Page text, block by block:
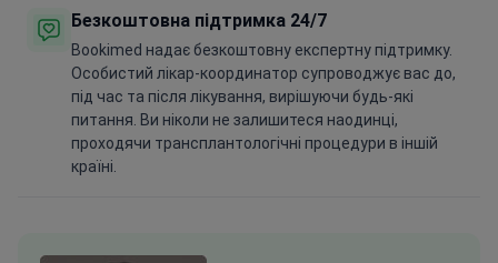
Безкоштовна підтримка 24/7
Bookimed надає безкоштовну експертну підтримку.
Особистий лікар-координатор супроводжує вас до,
під час та після лікування, вирішуючи будь-які
питання. Ви ніколи не залишитеся наодинці,
проходячи трансплантологічні процедури в іншій
країні.